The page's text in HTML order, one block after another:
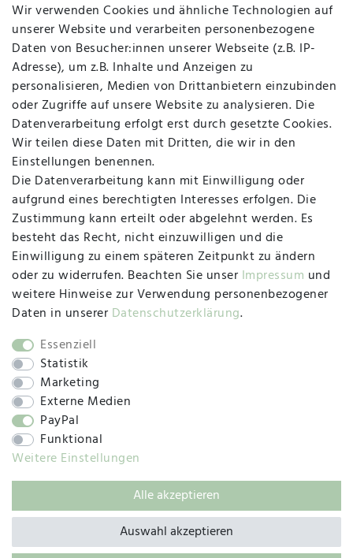
Widerruf
Vertrag widerrufen Kontakt
MAPALI VOR ORT
Herzogstraße 10
47533 Kleve
Montag, Dienstag, Donnerstag, Freitag
09:00 Uhr bis 13:00 Uhr
Mittwoch
09:00 Uhr bis 12:00 Uhr
SOCIAL
© 2019 – 2025 SILC GmbH
Wir verwenden Cookies und ähnliche Technologien auf
unserer Website und verarbeiten personenbezogene
Daten von Besucher:innen unserer Webseite (z.B. IP-
Adresse), um z.B. Inhalte und Anzeigen zu
personalisieren, Medien von Drittanbietern einzubinden
oder Zugriffe auf unsere Website zu analysieren. Die
Datenverarbeitung erfolgt erst durch gesetzte Cookies.
Wir teilen diese Daten mit Dritten, die wir in den
Einstellungen benennen.
Die Datenverarbeitung kann mit Einwilligung oder
aufgrund eines berechtigten Interesses erfolgen. Die
Zustimmung kann erteilt oder abgelehnt werden. Es
besteht das Recht, nicht einzuwilligen und die
Einwilligung zu einem späteren Zeitpunkt zu ändern
oder zu widerrufen. Beachten Sie unser Impressum und
weitere Hinweise zur Verwendung personenbezogener
Daten in unserer Daten­schutz­erklärung.
Essenziell
Statistik
Marketing
Externe Medien
PayPal
Funktional
Weitere Einstellungen
Alle akzeptieren
Auswahl akzeptieren